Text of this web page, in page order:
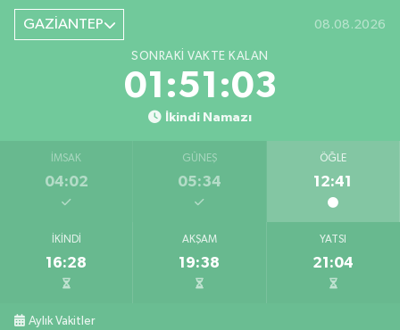
GAZİANTEP 08.08.2026
SONRAKI VAKTE KALAN
01:51:03
İkindi Namazı
İMSAK
04:02
GÜNEŞ
05:34
ÖĞLE
12:41
İKINDI
16:28
AKŞAM
19:38
YATSI
21:04
Aylık Vakitler